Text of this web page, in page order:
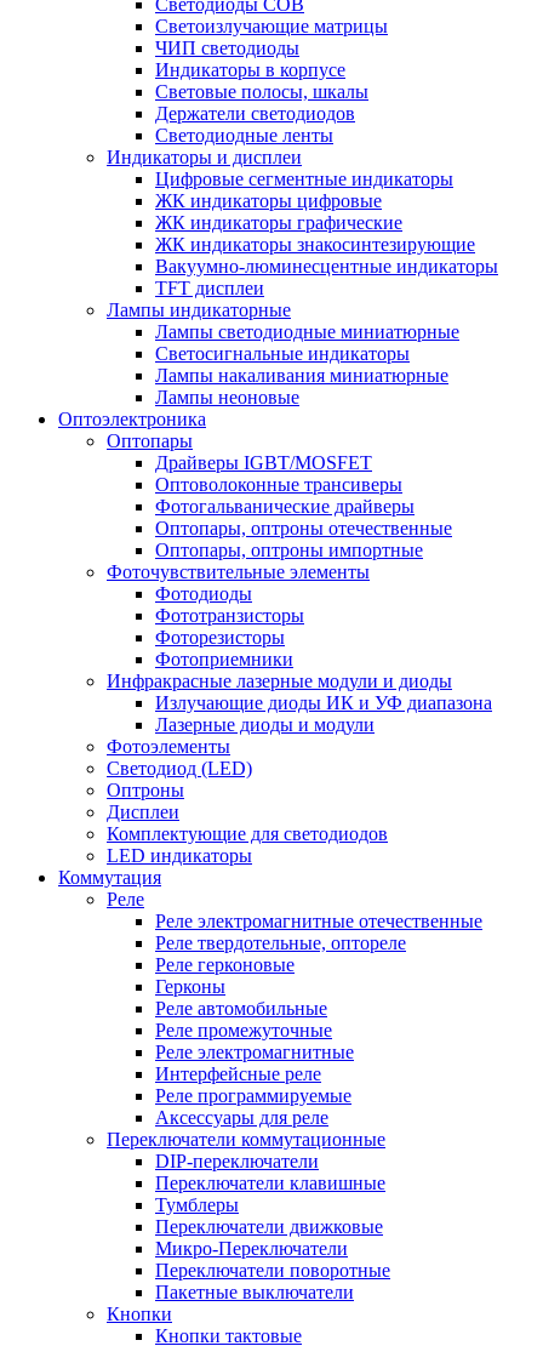
Светоизлучающие матрицы
ЧИП светодиоды
Индикаторы в корпусе
Световые полосы, шкалы
Держатели светодиодов
Светодиодные ленты
Индикаторы и дисплеи
Цифровые сегментные индикаторы
ЖК индикаторы цифровые
ЖК индикаторы графические
ЖК индикаторы знакосинтезирующие
Вакуумно-люминесцентные индикаторы
TFT дисплеи
Лампы индикаторные
Лампы светодиодные миниатюрные
Светосигнальные индикаторы
Лампы накаливания миниатюрные
Лампы неоновые
Оптоэлектроника
Оптопары
Драйверы IGBT/MOSFET
Оптоволоконные трансиверы
Фотогальванические драйверы
Оптопары, оптроны отечественные
Оптопары, оптроны импортные
Фоточувствительные элементы
Фотодиоды
Фототранзисторы
Фоторезисторы
Фотоприемники
Инфракрасные лазерные модули и диоды
Излучающие диоды ИК и УФ диапазона
Лазерные диоды и модули
Фотоэлементы
Светодиод (LED)
Оптроны
Дисплеи
Комплектующие для светодиодов
LED индикаторы
Коммутация
Реле
Реле электромагнитные отечественные
Реле твердотельные, оптореле
Реле герконовые
Герконы
Реле автомобильные
Реле промежуточные
Реле электромагнитные
Интерфейсные реле
Реле программируемые
Аксессуары для реле
Переключатели коммутационные
DIP-переключатели
Переключатели клавишные
Тумблеры
Переключатели движковые
Микро-Переключатели
Переключатели поворотные
Пакетные выключатели
Кнопки
Кнопки тактовые